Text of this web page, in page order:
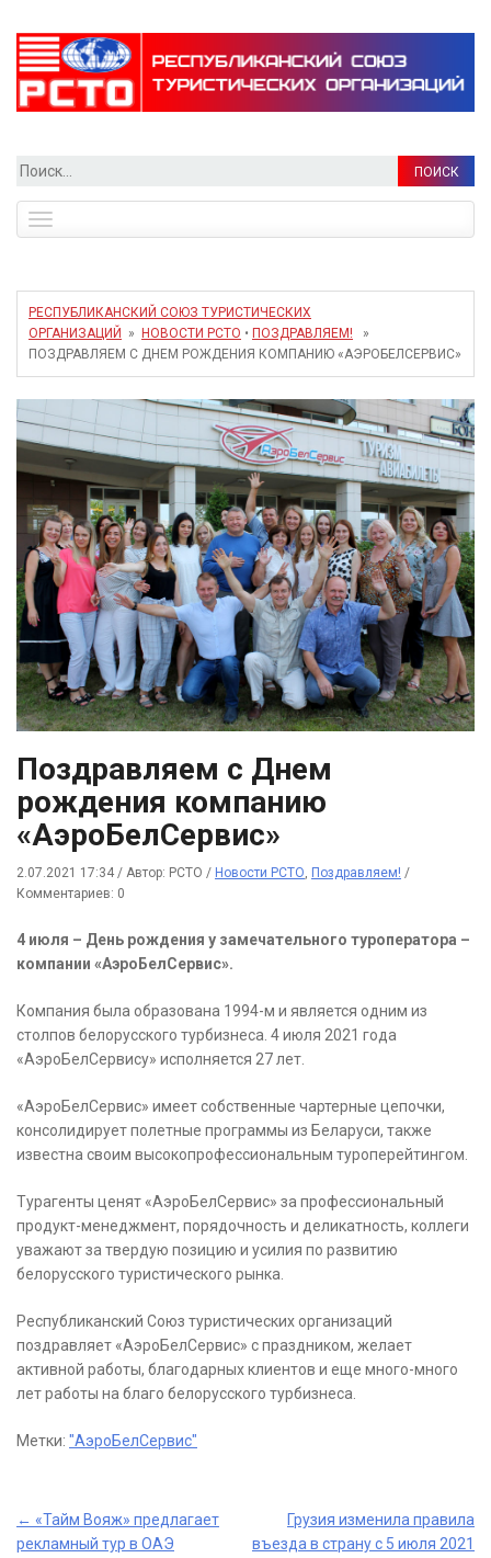
Найти:
navigation
РЕСПУБЛИКАНСКИЙ СОЮЗ ТУРИСТИЧЕСКИХ
ОРГАНИЗАЦИЙ
» НОВОСТИ РСТО • ПОЗДРАВЛЯЕМ! »
ПОЗДРАВЛЯЕМ С ДНЕМ РОЖДЕНИЯ КОМПАНИЮ «АЭРОБЕЛСЕРВИС»
Поздравляем с Днем
рождения компанию
«АэроБелСервис»
2.07.2021 17:34 / Автор: РСТО / Новости РСТО, Поздравляем! /
Комментариев: 0
4 июля – День рождения у замечательного туроператора –
компании «АэроБелСервис».
Компания была образована 1994-м и является одним из
столпов белорусского турбизнеса. 4 июля 2021 года
«АэроБелСервису» исполняется 27 лет.
«АэроБелСервис» имеет собственные чартерные цепочки,
консолидирует полетные программы из Беларуси, также
известна своим высокопрофессиональным туроперейтингом.
Турагенты ценят «АэроБелСервис» за профессиональный
продукт-менеджмент, порядочность и деликатность, коллеги
уважают за твердую позицию и усилия по развитию
белорусского туристического рынка.
Республиканский Союз туристических организаций
поздравляет «АэроБелСервис» с праздником, желает
активной работы, благодарных клиентов и еще много-много
лет работы на благо белорусского турбизнеса.
Метки: "АэроБелСервис"
Post
← «Тайм Вояж» предлагает
рекламный тур в ОАЭ
Грузия изменила правила
въезда в страну с 5 июля 2021